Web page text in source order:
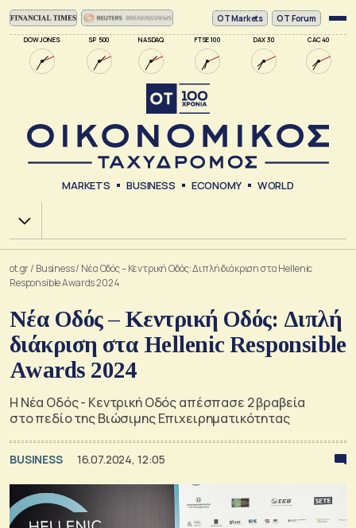
DOW JONES SP 500 NASDAQ FTSE 100 DAX 30 CAC 40
ΟΤ Markets OT Forum
MARKETS BUSINESS ECONOMY WORLD
Χ.Α.
ot.gr/ Business/ Νέα Οδός – Κεντρική Οδός: Διπλή διάκριση στα Hellenic
Responsible Awards 2024
Νέα Οδός – Κεντρική Οδός: Διπλή
διάκριση στα Hellenic Responsible
Awards 2024
Η Νέα Οδός - Κεντρική Οδός απέσπασε 2 βραβεία
στο πεδίο της Βιώσιμης Επιχειρηματικότητας
BUSINESS 16.07.2024, 12:05